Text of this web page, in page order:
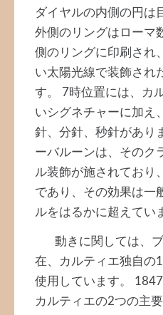
ダイヤルの内側の円は
外側のリングはローマ
側のリングに印刷され
い太陽光線で装飾され
す。 7時位置には、カ
いシグネチャーに加え
針、分針、秒針があり
ーバルーンは、そのク
ル装飾が施されており
であり、その効果は一
ルをはるかに超えてい
動きに関しては、ブ
在、カルティエ独自の
使用しています。
カルティエの2つの主